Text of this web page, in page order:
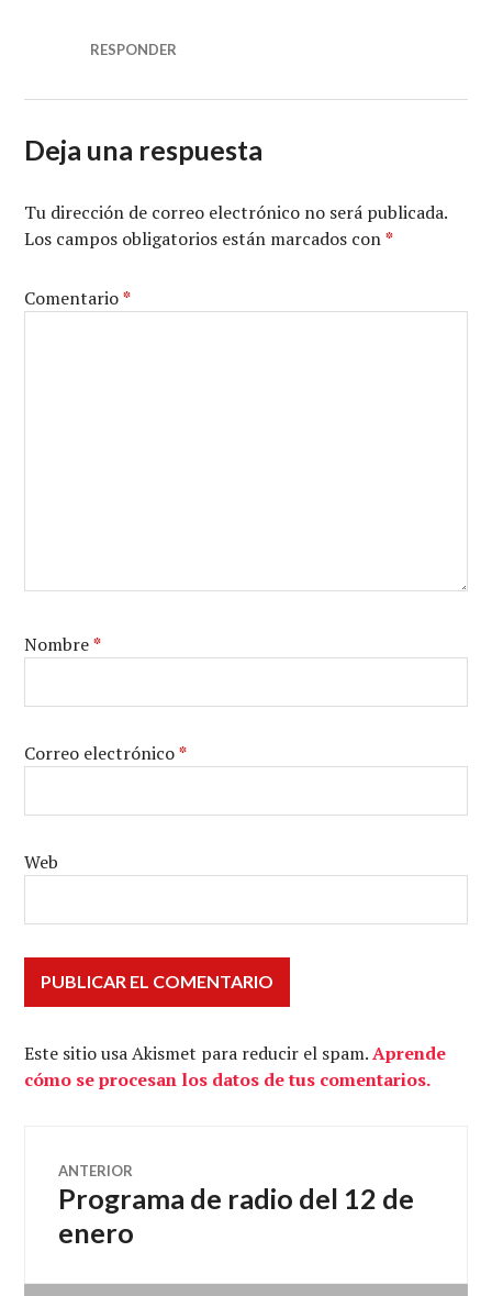
RESPONDER
Deja una respuesta
Tu dirección de correo electrónico no será publicada.
Los campos obligatorios están marcados con*
Comentario*
Nombre*
Correo electrónico*
Web
Este sitio usa Akismet para reducir el spam.Aprende
cómo se procesan los datos de tus comentarios.
Navegación
de
ANTERIOR
Entrada
anterior:
Programa de radio del 12 de
enero